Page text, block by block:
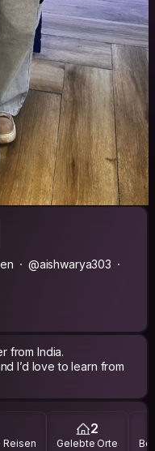
@aishwarya303
from India.
I’d love to learn from
Reisen
2
Gelebte Orte